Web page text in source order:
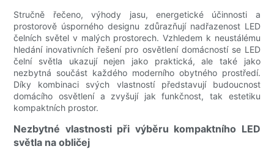
Stručně řečeno, výhody jasu, energetické účinnosti a
prostorově úsporného designu zdůrazňují nadřazenost LED
čelních světel v malých prostorech. Vzhledem k neustálému
hledání inovativních řešení pro osvětlení domácností se LED
čelní světla ukazují nejen jako praktická, ale také jako
nezbytná součást každého moderního obytného prostředí.
Díky kombinaci svých vlastností představují budoucnost
domácího osvětlení a zvyšují jak funkčnost, tak estetiku
kompaktních prostor.
Nezbytné vlastnosti při výběru kompaktního LED
světla na obličej